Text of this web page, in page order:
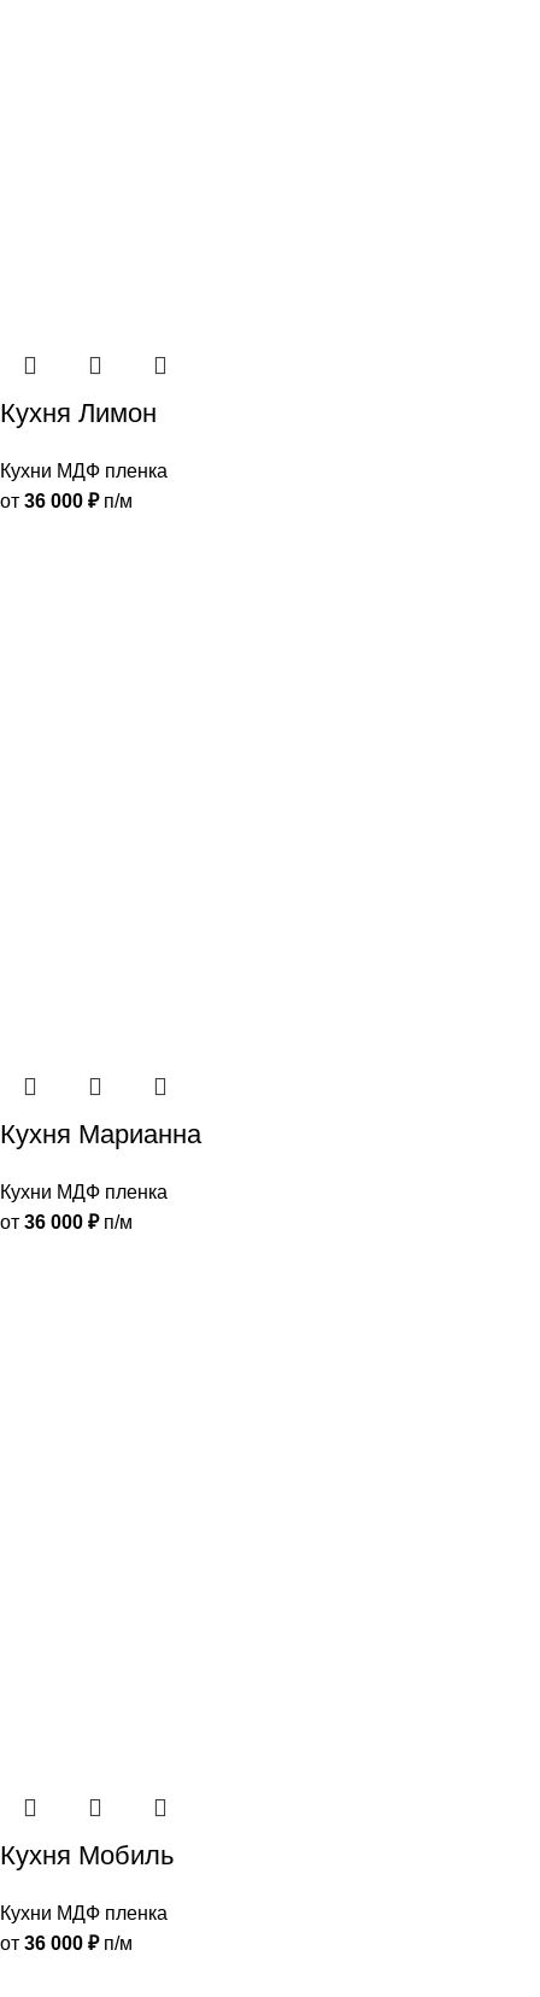
Кухня Лимон
Кухни МДФ пленка
от 36 000 ₽п/м
Кухня Марианна
Кухни МДФ пленка
от 36 000 ₽п/м
Кухня Мобиль
Кухни МДФ пленка
от 36 000 ₽п/м